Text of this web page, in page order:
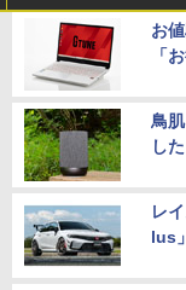
お
「
鳥
した
レ
lus